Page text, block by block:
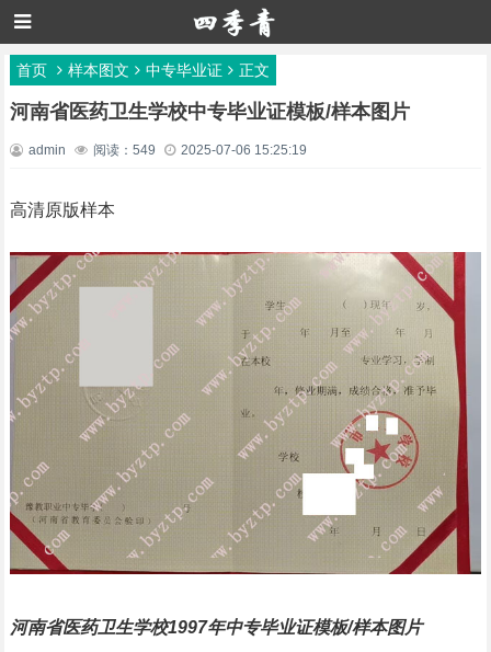
首页 样本图文 中专毕业证 正文
河南省医药卫生学校中专毕业证模板/样本图片
admin 阅读：549 2025-07-06 15:25:19
高清原版样本
河南省医药卫生学校1997年中专毕业证模板/样本图片